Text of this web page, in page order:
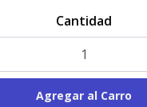
Cantidad